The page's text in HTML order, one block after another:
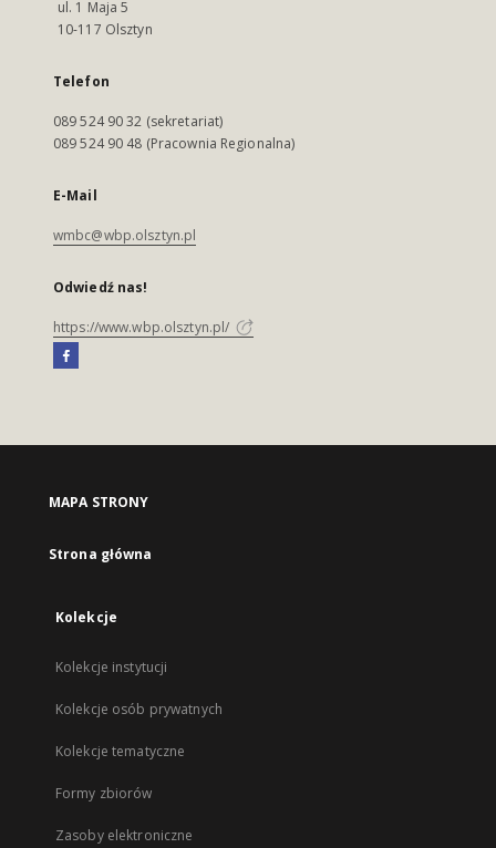
ul. 1 Maja 5
10-117 Olsztyn
Telefon
089 524 90 32 (sekretariat)
089 524 90 48 (Pracownia Regionalna)
E-Mail
wmbc@wbp.olsztyn.pl
Odwiedź nas!
https://www.wbp.olsztyn.pl/
MAPA STRONY
Strona główna
Kolekcje
Kolekcje instytucji
Kolekcje osób prywatnych
Kolekcje tematyczne
Formy zbiorów
Zasoby elektroniczne